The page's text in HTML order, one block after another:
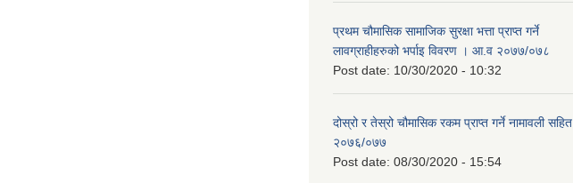
प्रथम चौमासिक सामाजिक सुरक्षा भत्ता प्राप्त गर्ने
लावग्राहीहरुको भर्पाइ विवरण । आ.व २०७७/०७८
Post date: 10/30/2020 - 10:32
दोस्रो र तेस्रो चौमासिक रकम प्राप्त गर्ने नामावली सहित
२०७६/०७७
Post date: 08/30/2020 - 15:54